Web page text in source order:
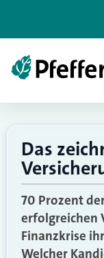
Das
70 Prozent
erfolgreichen
Finanzkrise
Welcher